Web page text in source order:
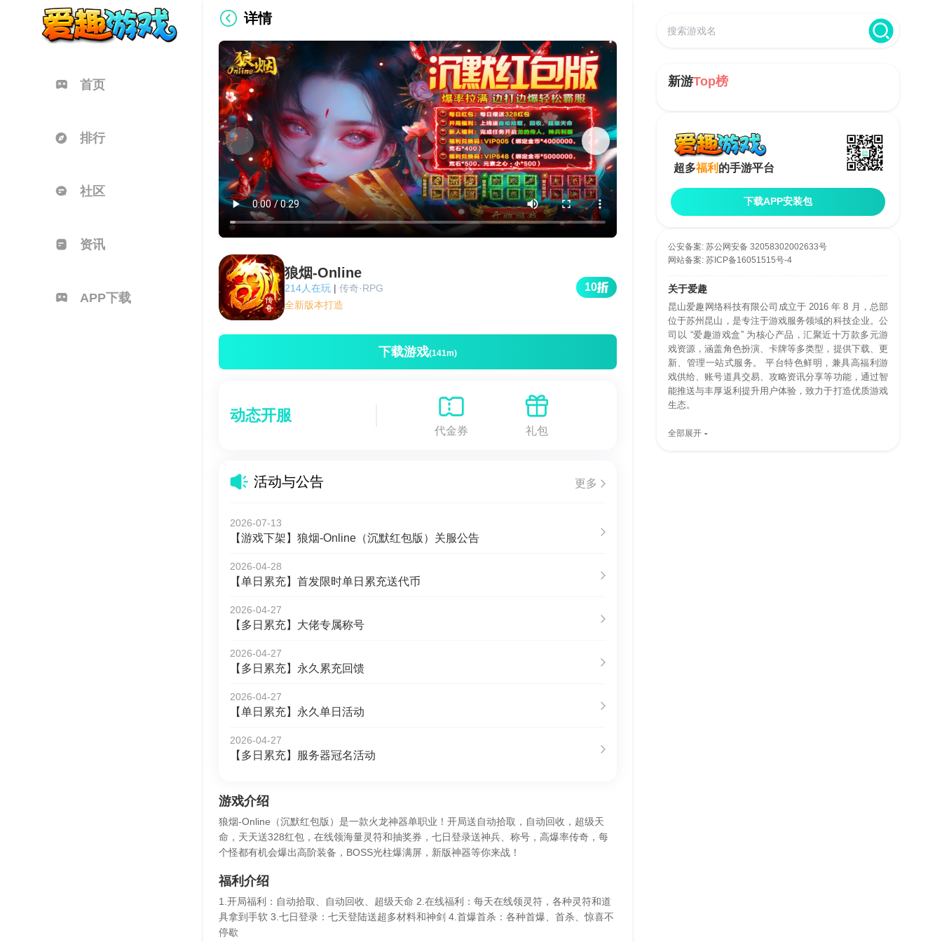
首页
排行
社区
资讯
APP下载
详情
狼烟-Online
214人在玩 | 传奇·RPG
全新版本打造
10
下载游戏(141m)
动态开服
代金券 礼包
活动与公告 更多
2026-07-13
【游戏下架】狼烟-Online（沉默红包版）关服公告
2026-04-28
【单日累充】首发限时单日累充送代币
2026-04-27
【多日累充】大佬专属称号
2026-04-27
【多日累充】永久累充回馈
2026-04-27
【单日累充】永久单日活动
2026-04-27
【多日累充】服务器冠名活动
游戏介绍
狼烟-Online（沉默红包版）是一款火龙神器单职业！开局送自动拾取，自动回收，超级天
命，天天送328红包，在线领海量灵符和抽奖券，七日登录送神兵、称号，高爆率传奇，每
个怪都有机会爆出高阶装备，BOSS光柱爆满屏，新版神器等你来战！
福利介绍
1.开局福利：自动拾取、自动回收、超级天命 2.在线福利：每天在线领灵符，各种灵符和道
具拿到手软 3.七日登录：七天登陆送超多材料和神剑 4.首爆首杀：各种首爆、首杀、惊喜不
停歇
新游Top榜
超多福利 的手游平台
下载APP安装包
公安备案: 苏公网安备 32058302002633号
网站备案: 苏ICP备16051515号-4
关于爱趣
昆山爱趣网络科技有限公司成立于 2016 年 8 月，总部
位于苏州昆山，是专注于游戏服务领域的科技企业。公
司以 “爱趣游戏盒” 为核心产品，汇聚近十万款多元游
戏资源，涵盖角色扮演、卡牌等多类型，提供下载、更
新、管理一站式服务。 平台特色鲜明，兼具高福利游
戏供给、账号道具交易、攻略资讯分享等功能，通过智
能推送与丰厚返利提升用户体验，致力于打造优质游戏
生态。
全部展开